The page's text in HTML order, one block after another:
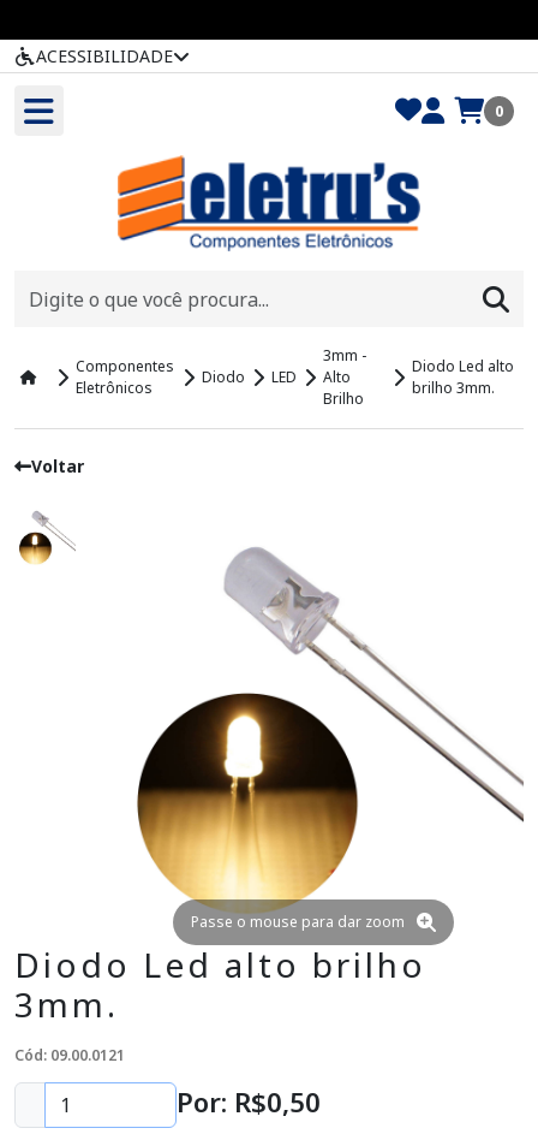
ACESSIBILIDADE
0
Componentes
Eletrônicos
Diodo LED
3mm -
Alto
Brilho
Diodo Led alto
brilho 3mm.
Voltar
Passe o mouse para dar zoom
Diodo Led alto brilho
3mm.
Cód: 09.00.0121
Por: R$0,50